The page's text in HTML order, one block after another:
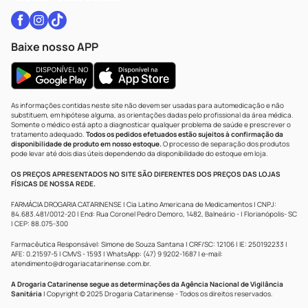
Baixe nosso APP
As informações contidas neste site não devem ser usadas para automedicação e não
substituem, em hipótese alguma, as orientações dadas pelo profissional da área médica.
Somente o médico está apto a diagnosticar qualquer problema de saúde e prescrever o
tratamento adequado. Todos os pedidos efetuados estão sujeitos à confirmação da
disponibilidade de produto em nosso estoque.O processo de separação dos produtos
pode levar até dois dias úteis dependendo da disponibilidade do estoque em loja.
OS PREÇOS APRESENTADOS NO SITE SÃO DIFERENTES DOS PREÇOS DAS LOJAS
FÍSICAS DE NOSSA REDE.
FARMÁCIA DROGARIA CATARINENSE | Cia Latino Americana de Medicamentos | CNPJ:
84.683.481/0012-20 | End: Rua Coronel Pedro Demoro, 1482, Balneário - | Florianópolis- SC
| CEP: 88.075-300
Farmacêutica Responsável: Simone de Souza Santana | CRF/SC: 12106 | IE: 250192233 |
AFE: 0.21597-5 | CMVS - 1593 | WhatsApp: (47) 9 9202-1687 | e-mail:
atendimento@drogariacatarinense.com.br.
A Drogaria Catarinense segue as determinações da Agência Nacional de Vigilância
Sanitária | Copyright © 2025 Drogaria Catarinense - Todos os direitos reservados.